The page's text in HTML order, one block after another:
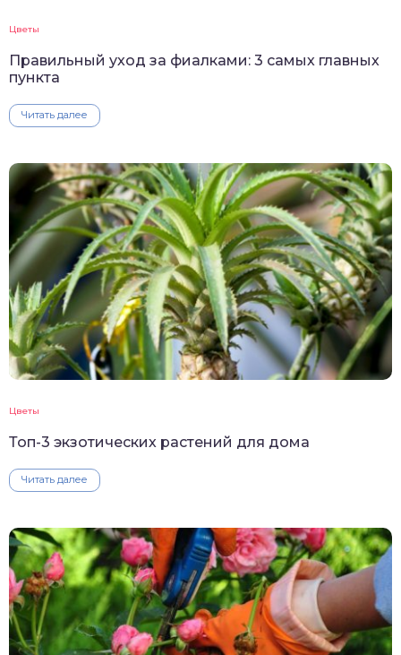
Цветы
Правильный уход за фиалками: 3 самых главных
пункта
Читать далее
Цветы
Топ-3 экзотических растений для дома
Читать далее